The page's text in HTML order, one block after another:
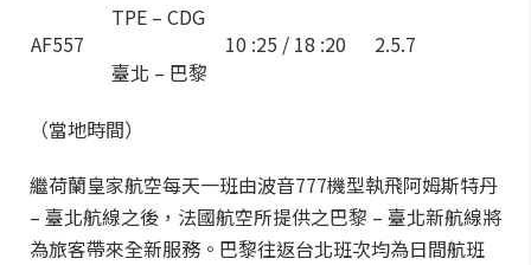
AF557
TPE – CDG
臺北 – 巴黎
10 :25 / 18 :20 2.5.7
（當地時間）
繼荷蘭皇家航空每天一班由波音777機型執飛阿姆斯特丹
– 臺北航線之後，法國航空所提供之巴黎 – 臺北新航線將
為旅客帶來全新服務。巴黎往返台北班次均為日間航班